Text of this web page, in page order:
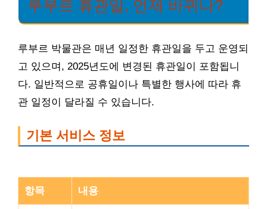
루부르 휴관일, 언제 바뀌나?
루부르 박물관은 매년 일정한 휴관일을 두고 운영되
고 있으며, 2025년도에 변경된 휴관일이 포함됩니
다. 일반적으로 공휴일이나 특별한 행사에 따라 휴
관 일정이 달라질 수 있습니다.
기본 서비스 정보
항목 내용